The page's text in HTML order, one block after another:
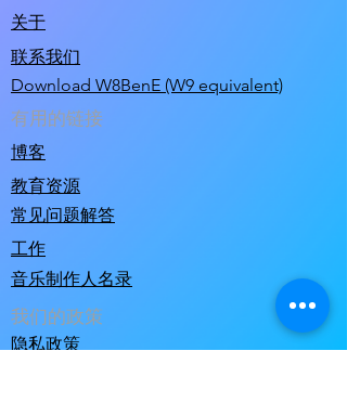
关于
联系我们
有用的链接
博客
教育资源
常见问题解答
工作
音乐制作人名录
我们的政策
隐私政策
Download W8BenE (W9 equivalent)